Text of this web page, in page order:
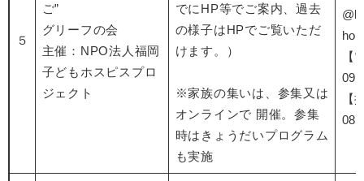
５
ご”
グリーフの会
主催：NPO法人福岡
子どもホスピスプロ
ジェクト
でにHP等でご案内、過去
の様子はHPでご覧いただ
けます。）
※家族の集いは、参集又は
オンラインで 開催。参集
時はきょうだいプログラム
も実施
【
【